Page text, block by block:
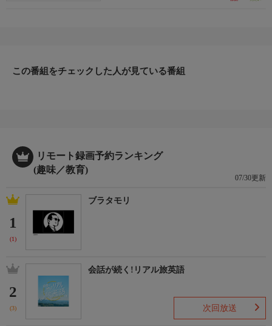
この番組をチェックした人が見ている番組
リモート録画予約ランキング
(趣味／教育)
07/30更新
1
(1)
ブラタモリ
2
(3)
会話が続く!リアル旅英語
次回放送